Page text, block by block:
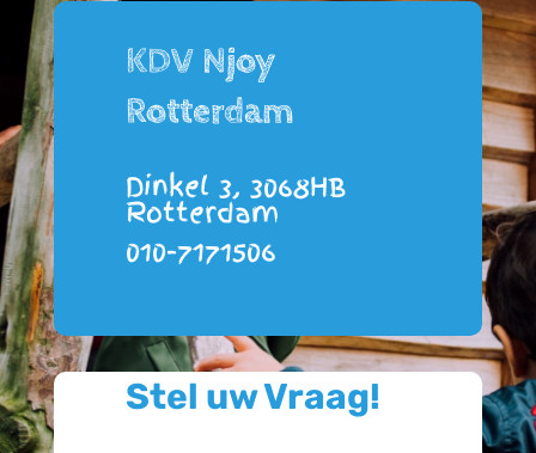
KDV Njoy
Rotterdam
Dinkel 3, 3068HB
Rotterdam
010-7171506
Stel uw Vraag!